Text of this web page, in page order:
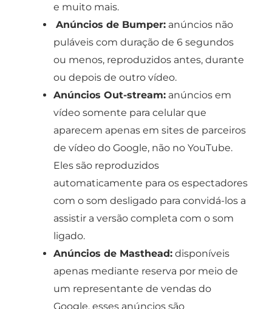
e muito mais.
Anúncios de Bumper: anúncios não
puláveis com duração de 6 segundos
ou menos, reproduzidos antes, durante
ou depois de outro vídeo.
Anúncios Out-stream: anúncios em
vídeo somente para celular que
aparecem apenas em sites de parceiros
de vídeo do Google, não no YouTube.
Eles são reproduzidos
automaticamente para os espectadores
com o som desligado para convidá-los a
assistir a versão completa com o som
ligado.
Anúncios de Masthead: disponíveis
apenas mediante reserva por meio de
um representante de vendas do
Google, esses anúncios são